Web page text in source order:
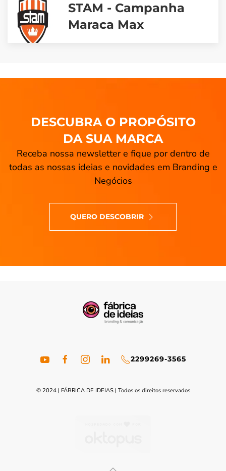
STAM - Campanha
Maraca Max
DESCUBRA O PROPÓSITO
DA SUA MARCA
Receba nossa newsletter e fique por dentro de
todas as nossas ideias e novidades em Branding e
Negócios
QUERO DESCOBRIR
2299269-3565
© 2024 | FÁBRICA DE IDEIAS | Todos os direitos reservados